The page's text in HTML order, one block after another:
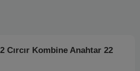
Cırcır Kombine Anahtar 22